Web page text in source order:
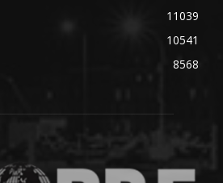
11039
10541
8568